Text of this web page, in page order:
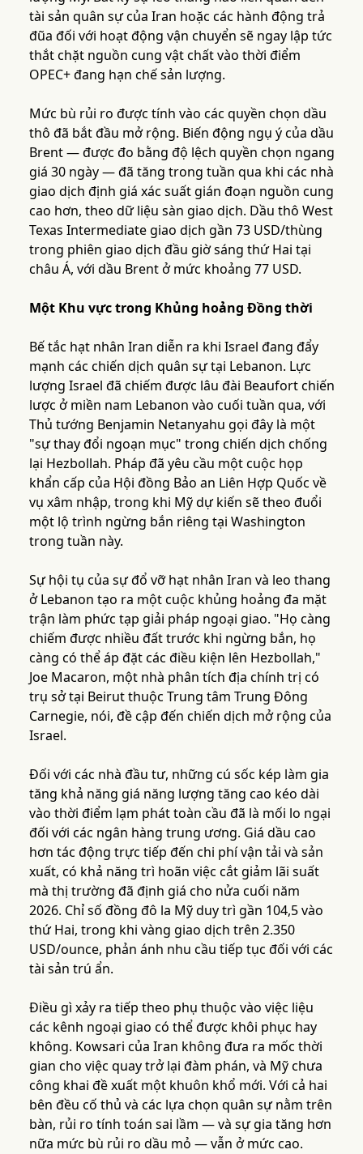
tài sản quân sự của Iran hoặc các hành động trả
đũa đối với hoạt động vận chuyển sẽ ngay lập tức
thắt chặt nguồn cung vật chất vào thời điểm
OPEC+ đang hạn chế sản lượng.
Mức bù rủi ro được tính vào các quyền chọn dầu
thô đã bắt đầu mở rộng. Biến động ngụ ý của dầu
Brent — được đo bằng độ lệch quyền chọn ngang
giá 30 ngày — đã tăng trong tuần qua khi các nhà
giao dịch định giá xác suất gián đoạn nguồn cung
cao hơn, theo dữ liệu sàn giao dịch. Dầu thô West
Texas Intermediate giao dịch gần 73 USD/thùng
trong phiên giao dịch đầu giờ sáng thứ Hai tại
châu Á, với dầu Brent ở mức khoảng 77 USD.
Một Khu vực trong Khủng hoảng Đồng thời
Bế tắc hạt nhân Iran diễn ra khi Israel đang đẩy
mạnh các chiến dịch quân sự tại Lebanon. Lực
lượng Israel đã chiếm được lâu đài Beaufort chiến
lược ở miền nam Lebanon vào cuối tuần qua, với
Thủ tướng Benjamin Netanyahu gọi đây là một
"sự thay đổi ngoạn mục" trong chiến dịch chống
lại Hezbollah. Pháp đã yêu cầu một cuộc họp
khẩn cấp của Hội đồng Bảo an Liên Hợp Quốc về
vụ xâm nhập, trong khi Mỹ dự kiến sẽ theo đuổi
một lộ trình ngừng bắn riêng tại Washington
trong tuần này.
Sự hội tụ của sự đổ vỡ hạt nhân Iran và leo thang
ở Lebanon tạo ra một cuộc khủng hoảng đa mặt
trận làm phức tạp giải pháp ngoại giao. "Họ càng
chiếm được nhiều đất trước khi ngừng bắn, họ
càng có thể áp đặt các điều kiện lên Hezbollah,"
Joe Macaron, một nhà phân tích địa chính trị có
trụ sở tại Beirut thuộc Trung tâm Trung Đông
Carnegie, nói, đề cập đến chiến dịch mở rộng của
Israel.
Đối với các nhà đầu tư, những cú sốc kép làm gia
tăng khả năng giá năng lượng tăng cao kéo dài
vào thời điểm lạm phát toàn cầu đã là mối lo ngại
đối với các ngân hàng trung ương. Giá dầu cao
hơn tác động trực tiếp đến chi phí vận tải và sản
xuất, có khả năng trì hoãn việc cắt giảm lãi suất
mà thị trường đã định giá cho nửa cuối năm
2026. Chỉ số đồng đô la Mỹ duy trì gần 104,5 vào
thứ Hai, trong khi vàng giao dịch trên 2.350
USD/ounce, phản ánh nhu cầu tiếp tục đối với các
tài sản trú ẩn.
Điều gì xảy ra tiếp theo phụ thuộc vào việc liệu
các kênh ngoại giao có thể được khôi phục hay
không. Kowsari của Iran không đưa ra mốc thời
gian cho việc quay trở lại đàm phán, và Mỹ chưa
công khai đề xuất một khuôn khổ mới. Với cả hai
bên đều cố thủ và các lựa chọn quân sự nằm trên
bàn, rủi ro tính toán sai lầm — và sự gia tăng hơn
nữa mức bù rủi ro dầu mỏ — vẫn ở mức cao.